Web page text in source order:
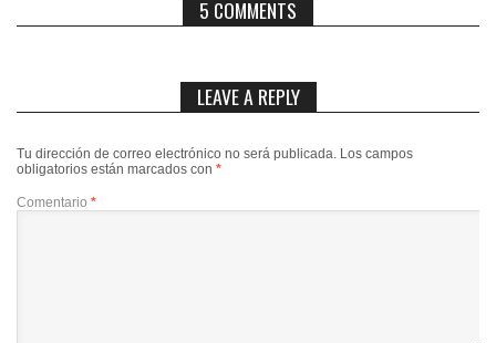
5 COMMENTS
LEAVE A REPLY
Tu dirección de correo electrónico no será publicada. Los campos
obligatorios están marcados con *
Comentario *